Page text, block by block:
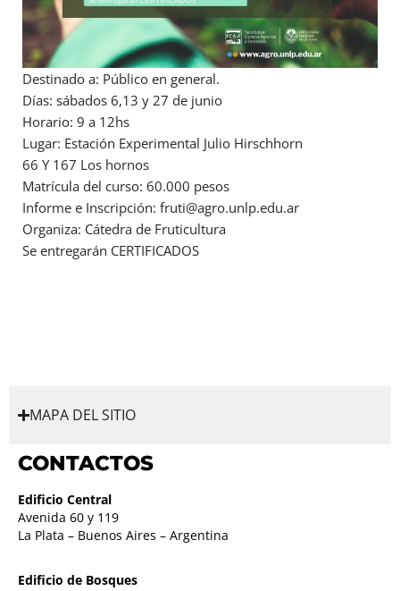
Destinado a: Público en general.
Días: sábados 6,13 y 27 de junio
Horario: 9 a 12hs
Lugar: Estación Experimental Julio Hirschhorn
66 Y 167 Los hornos
Matrícula del curso: 60.000 pesos
Informe e Inscripción: fruti@agro.unlp.edu.ar
Organiza: Cátedra de Fruticultura
Se entregarán CERTIFICADOS
MAPA DEL SITIO
CONTACTOS
Edificio Central
Avenida 60 y 119
La Plata – Buenos Aires – Argentina
Edificio de Bosques